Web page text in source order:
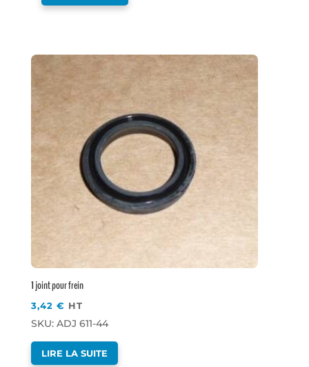
1 joint pour frein
3,42€ HT
SKU: ADJ 611-44
LIRE LA SUITE